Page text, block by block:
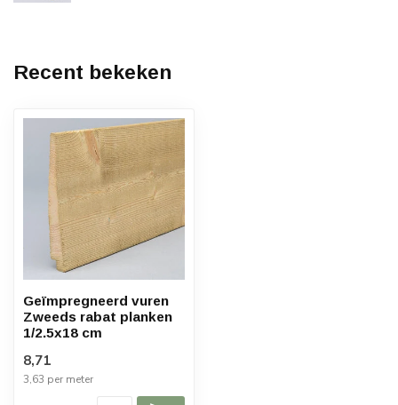
Recent bekeken
Geïmpregneerd vuren
Zweeds rabat planken
1/2.5x18 cm
8,71
3,63 per meter